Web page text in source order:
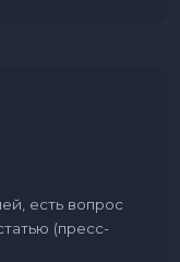
есть вопрос
(пресс-